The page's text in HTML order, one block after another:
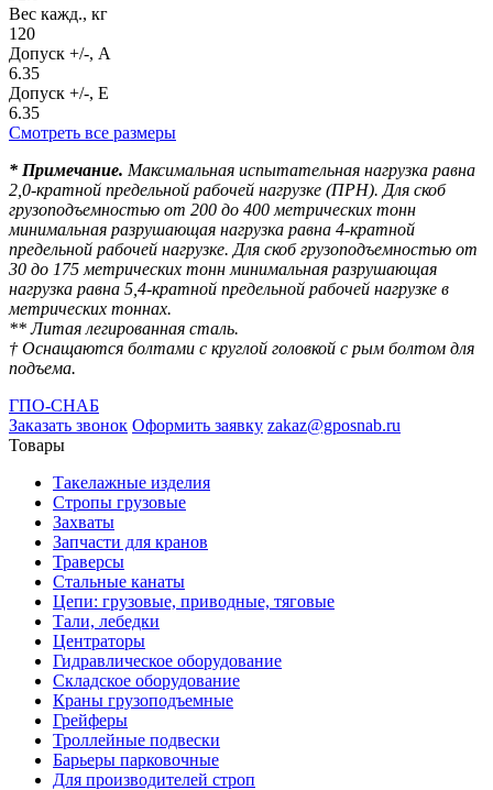
Вес кажд., кг
120
Допуск +/-, А
6.35
Допуск +/-, Е
6.35
Смотреть все размеры
* Примечание. Максимальная испытательная нагрузка равна
2,0-кратной предельной рабочей нагрузке (ПРН). Для скоб
грузоподъемностью от 200 до 400 метрических тонн
минимальная разрушающая нагрузка равна 4-кратной
предельной рабочей нагрузке. Для скоб грузоподъемностью от
30 до 175 метрических тонн минимальная разрушающая
нагрузка равна 5,4-кратной предельной рабочей нагрузке в
метрических тоннах.
** Литая легированная сталь.
† Оснащаются болтами с круглой головкой с рым болтом для
подъема.
ГПО-СНАБ
Заказать звонок Оформить заявку zakaz@gposnab.ru
Товары
Такелажные изделия
Стропы грузовые
Захваты
Запчасти для кранов
Траверсы
Стальные канаты
Цепи: грузовые, приводные, тяговые
Тали, лебедки
Центраторы
Гидравлическое оборудование
Складское оборудование
Краны грузоподъемные
Грейферы
Троллейные подвески
Барьеры парковочные
Для производителей строп